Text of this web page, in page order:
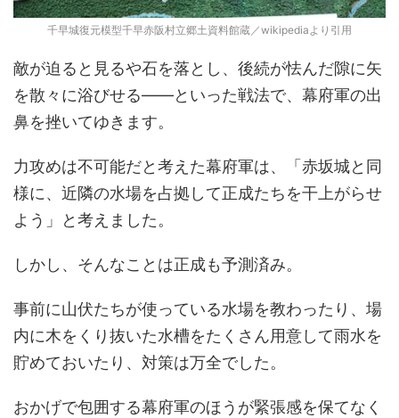
千早城復元模型千早赤阪村立郷土資料館蔵／wikipediaより引用
敵が迫ると見るや石を落とし、後続が怯んだ隙に矢
を散々に浴びせる――といった戦法で、幕府軍の出
鼻を挫いてゆきます。
力攻めは不可能だと考えた幕府軍は、「赤坂城と同
様に、近隣の水場を占拠して正成たちを干上がらせ
よう」と考えました。
しかし、そんなことは正成も予測済み。
事前に山伏たちが使っている水場を教わったり、場
内に木をくり抜いた水槽をたくさん用意して雨水を
貯めておいたり、対策は万全でした。
おかげで包囲する幕府軍のほうが緊張感を保てなく